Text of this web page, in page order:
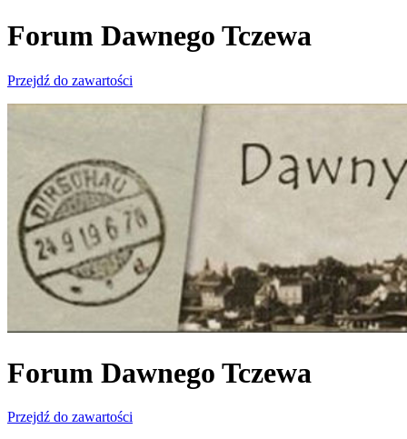
Forum Dawnego Tczewa
Przejdź do zawartości
Forum Dawnego Tczewa
Przejdź do zawartości